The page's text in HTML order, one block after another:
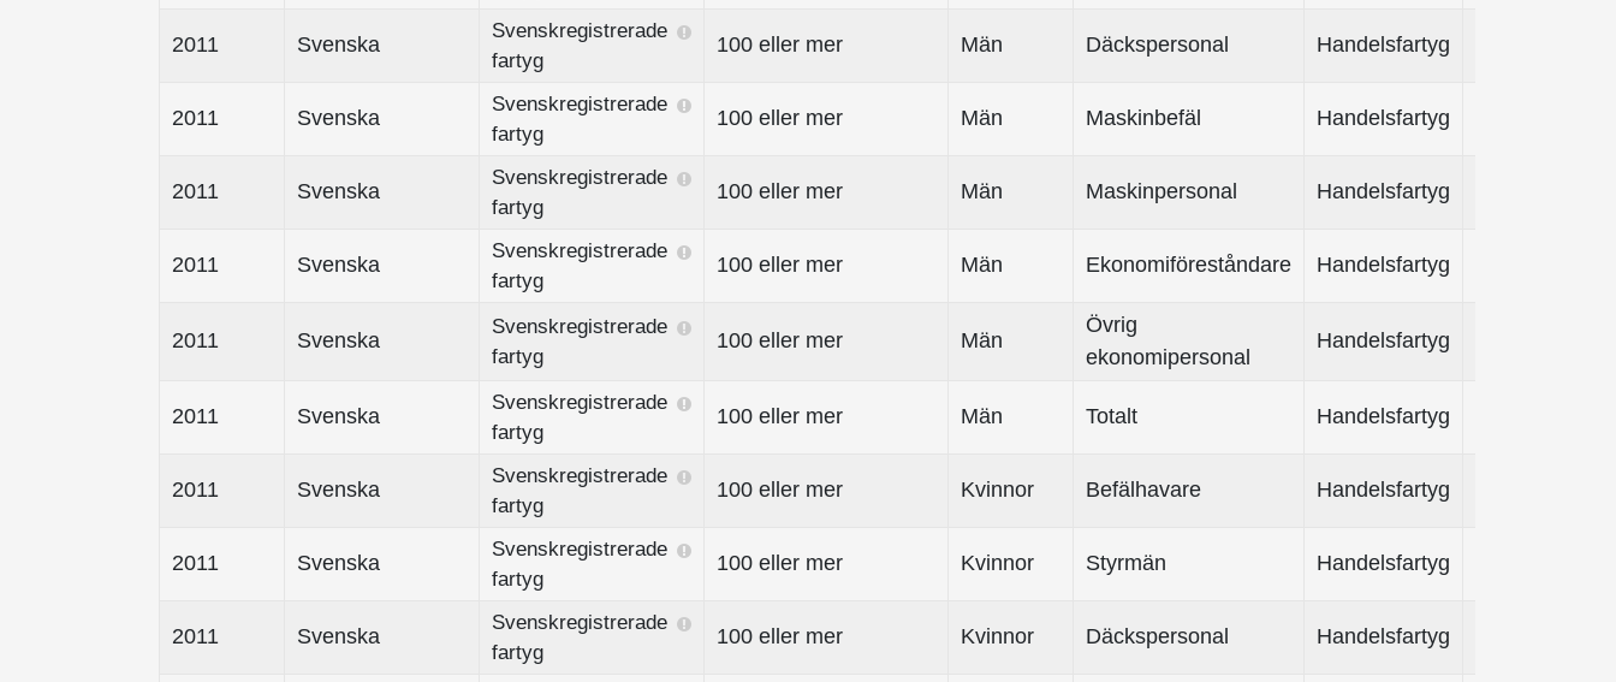
2011 Svenska
Svenskregistrerade
fartyg
100 eller mer Män Däckspersonal Handelsfartyg
2011 Svenska
Svenskregistrerade
fartyg
100 eller mer Män Maskinbefäl Handelsfartyg
2011 Svenska
Svenskregistrerade
fartyg
100 eller mer Män Maskinpersonal Handelsfartyg
2011 Svenska
Svenskregistrerade
fartyg
100 eller mer Män Ekonomiföreståndare Handelsfartyg
2011 Svenska
Svenskregistrerade
fartyg
100 eller mer Män
Övrig
ekonomipersonal
Handelsfartyg
2011 Svenska
Svenskregistrerade
fartyg
100 eller mer Män Totalt Handelsfartyg
2011 Svenska
Svenskregistrerade
fartyg
100 eller mer Kvinnor Befälhavare Handelsfartyg
2011 Svenska
Svenskregistrerade
fartyg
100 eller mer Kvinnor Styrmän Handelsfartyg
2011 Svenska
Svenskregistrerade
fartyg
100 eller mer Kvinnor Däckspersonal Handelsfartyg